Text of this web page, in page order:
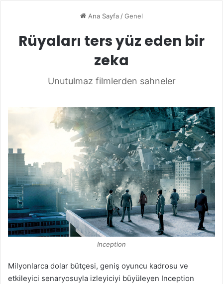
Ana Sayfa/Genel
Rüyaları ters yüz eden bir
zeka
Unutulmaz filmlerden sahneler
Inception
Milyonlarca dolar bütçesi, geniş oyuncu kadrosu ve
etkileyici senaryosuyla izleyiciyi büyüleyen Inception